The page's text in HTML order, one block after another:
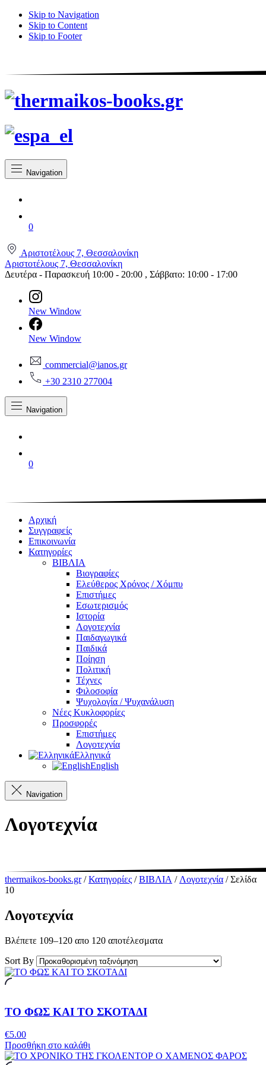
Skip to Navigation
Skip to Content
Skip to Footer
Navigation
0
Αριστοτέλους 7, Θεσσαλονίκη
Αριστοτέλους 7, Θεσσαλονίκη
Δευτέρα - Παρασκευή 10:00 - 20:00 , Σάββατο: 10:00 - 17:00
New Window
New Window
commercial@ianos.gr
+30 2310 277004
Navigation
0
Αρχική
Συγγραφείς
Επικοινωνία
Κατηγορίες
ΒΙΒΛΙΑ
Βιογραφίες
Ελεύθερος Χρόνος / Χόμπυ
Επιστήμες
Εσωτερισμός
Ιστορία
Λογοτεχνία
Παιδαγωγικά
Παιδικά
Ποίηση
Πολιτική
Τέχνες
Φιλοσοφία
Ψυχολογία / Ψυχανάλυση
Νέες Κυκλοφορίες
Προσφορές
Επιστήμες
Λογοτεχνία
Ελληνικά
English
Navigation
Λογοτεχνία
thermaikos-books.gr/Κατηγορίες /ΒΙΒΛΙΑ / Λογοτεχνία / Σελίδα
10
Λογοτεχνία
Βλέπετε 109–120 απο 120 αποτέλεσματα
Sort By
ΤΟ ΦΩΣ ΚΑΙ ΤΟ ΣΚΟΤΑΔΙ
€5.00
Προσθήκη στο καλάθι